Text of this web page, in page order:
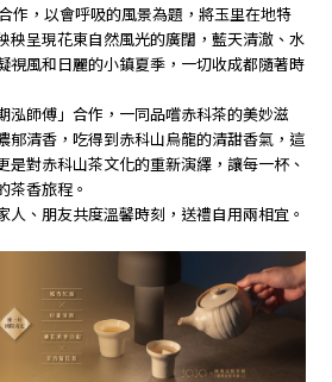
作，以會呼吸的風景為題，將玉里在地特
秧呈現花東自然風光的廣闊，藍天清澈、水
視風和日麗的小鎮夏季，一切收成都隨著時
泓師傅」合作，一同品嚐赤科茶的美妙滋
郁清香，吃得到赤科山烏龍的清甜香氣，這
是對赤科山茶文化的重新演繹，讓每一杯、
茶香旅程。
人、朋友共度溫馨時刻，送禮自用兩相宜。